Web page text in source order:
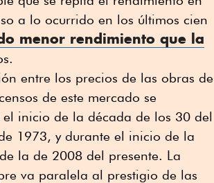
a lo ocurrido en los últimos cien
menor rendimiento que la
entre los precios de las obras de
de este mercado se
inicio de la década de los 30 del
1973, y durante el inicio de la
la de 2008 del presente. La
va paralela al prestigio de las